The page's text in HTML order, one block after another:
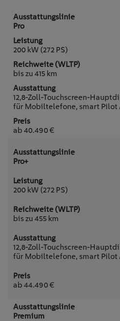
Pro
200 kW (272 PS)
bis zu 415 km
12,8-Zoll-Touchscreen-
für Mobiltelefone, smart Pilot
ab 40.490 €
Pro+
200 kW (272 PS)
bis zu 455 km
12,8-Zoll-Touchscreen-
für Mobiltelefone, smart Pilot
ab 44.490 €
Premium